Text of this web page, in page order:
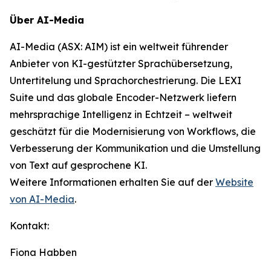
Über AI-Media
AI-Media (ASX: AIM) ist ein weltweit führender
Anbieter von KI-gestützter Sprachübersetzung,
Untertitelung und Sprachorchestrierung. Die LEXI
Suite und das globale Encoder-Netzwerk liefern
mehrsprachige Intelligenz in Echtzeit – weltweit
geschätzt für die Modernisierung von Workflows, die
Verbesserung der Kommunikation und die Umstellung
von Text auf gesprochene KI.
Weitere Informationen erhalten Sie auf der Website
von AI-Media.
Kontakt:
Fiona Habben